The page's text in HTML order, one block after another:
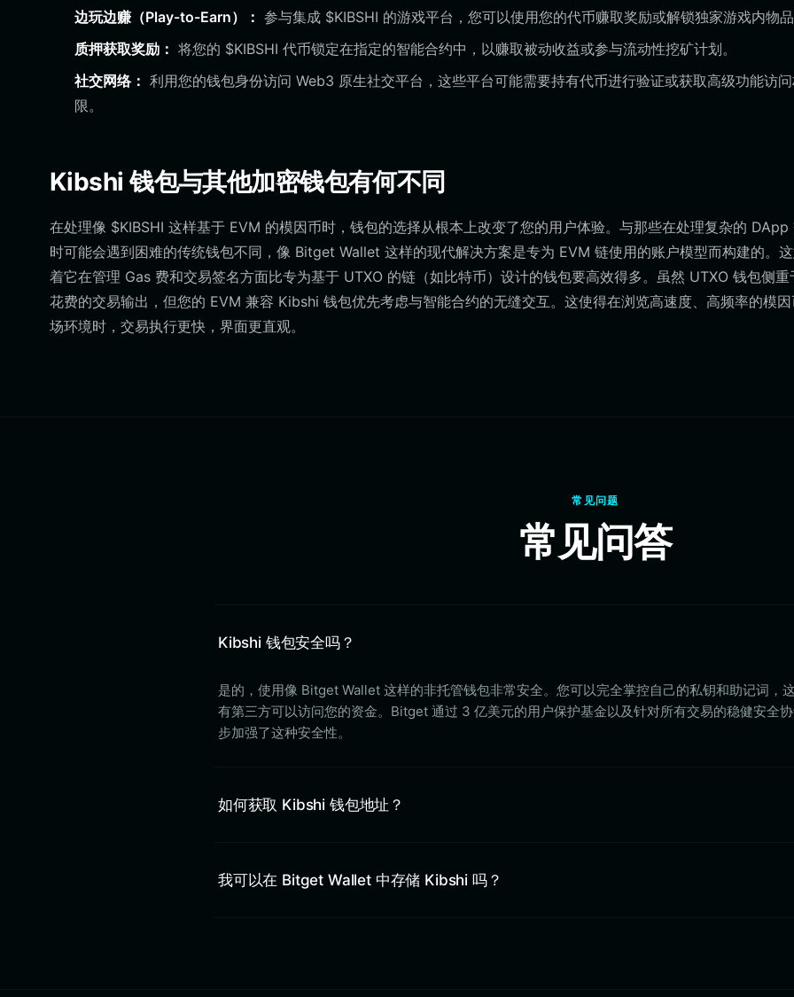
边玩边赚（Play-to-Earn）： 参与集成 $KIBSHI 的游戏平台，您可以使用您的代币赚取奖励或解锁独家游戏内物
质押获取奖励： 将您的 $KIBSHI 代币锁定在指定的智能合约中，以赚取被动收益或参与流动性挖矿计划。
社交网络： 利用您的钱包身份访问 Web3 原生社交平台，这些平台可能需要持有代币进行验证或获取高级功能访
限。
Kibshi 钱包与其他加密钱包有何不同
在处理像 $KIBSHI 这样基于 EVM 的模因币时，钱包的选择从根本上改变了您的用户体验。与那些在处理复杂的 DApp
时可能会遇到困难的传统钱包不同，像 Bitget Wallet 这样的现代解决方案是专为 EVM 链使用的账户模型而构建的。
着它在管理 Gas 费和交易签名方面比专为基于 UTXO 的链（如比特币）设计的钱包要高效得多。虽然 UTXO 钱包侧重
花费的交易输出，但您的 EVM 兼容 Kibshi 钱包优先考虑与智能合约的无缝交互。这使得在浏览高速度、高频率的模
场环境时，交易执行更快，界面更直观。
常见问题
常见问答
Kibshi 钱包安全吗？
是的，使用像 Bitget Wallet 这样的非托管钱包非常安全。您可以完全掌控自己的私钥和助记词，
有第三方可以访问您的资金。Bitget 通过 3 亿美元的用户保护基金以及针对所有交易的稳健安全
步加强了这种安全性。
如何获取 Kibshi 钱包地址？
我可以在 Bitget Wallet 中存储 Kibshi 吗？